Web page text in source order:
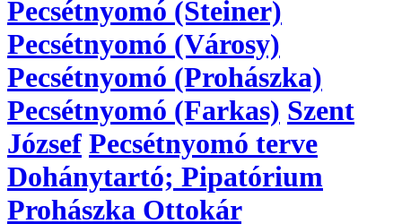
Pecsétnyomó (Steiner)
Pecsétnyomó (Városy)
Pecsétnyomó (Prohászka)
Pecsétnyomó (Farkas) Szent
József Pecsétnyomó terve
Dohánytartó; Pipatórium
Prohászka Ottokár